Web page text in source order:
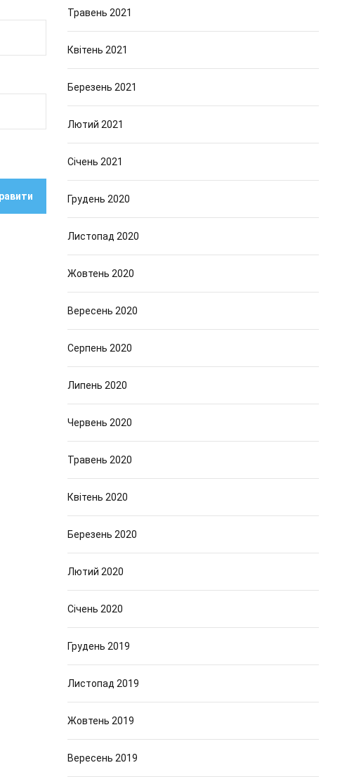
Травень 2021
Квітень 2021
Березень 2021
Лютий 2021
Січень 2021
Грудень 2020
Листопад 2020
Жовтень 2020
Вересень 2020
Серпень 2020
Липень 2020
Червень 2020
Травень 2020
Квітень 2020
Березень 2020
Лютий 2020
Січень 2020
Грудень 2019
Листопад 2019
Жовтень 2019
Вересень 2019